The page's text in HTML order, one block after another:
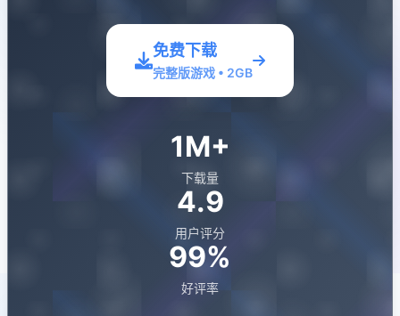
免费下载
完整版游戏 • 2GB
1M+
下载量
4.9
用户评分
99%
好评率